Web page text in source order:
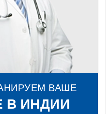
ВАШЕ
В ИНДИИ